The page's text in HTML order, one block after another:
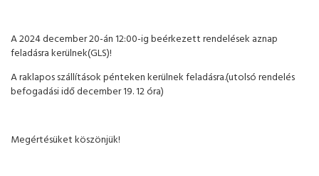
A 2024 december 20-án 12:00-ig beérkezett rendelések aznap
feladásra kerülnek(GLS)!
A raklapos szállítások pénteken kerülnek feladásra.(utolsó rendelés
befogadási idő december 19. 12 óra)
Megértésüket köszönjük!